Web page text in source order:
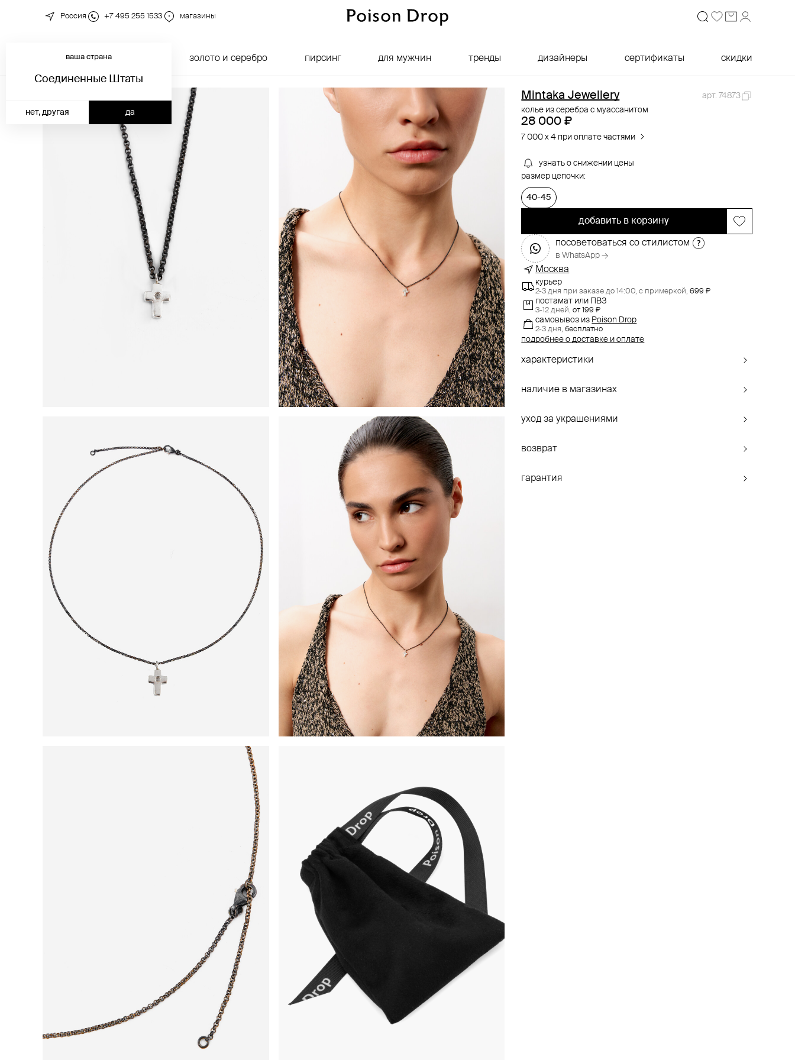
Россия +7 495 255 1533 магазины
новинки золото и серебро пирсинг для мужчин тренды дизайнеры сертификаты скидки
ваша страна
Соединенные Штаты
да
нет, другая
Mintaka Jewellery
арт. 74873
колье из серебра с муассанитом
28 000 ₽
7 000 x 4 при оплате частями
узнать о снижении цены
размер цепочки:
40-45
добавить в корзину
посоветоваться со стилистом
в WhatsApp →
Москва
курьер
2-3 дня при заказе до 14:00,с примеркой, 699 ₽
постамат или ПВЗ
3-12 дней,от 199 ₽
самовывоз из Poison Drop
2-3 дня,бесплатно
подробнее о доставке и оплате
характеристики
наличие в магазинах
уход за украшениями
возврат
гарантия